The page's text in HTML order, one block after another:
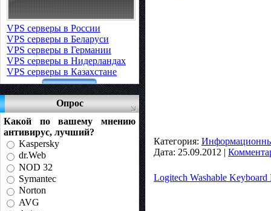
VPS серверы в России
VPS серверы в Беларуси
VPS серверы в Германии
VPS серверы в Нидерландах
VPS серверы в Казахстане
Опрос
Какой по вашему мнению
антивирус, лучший?
Kaspersky
dr.Web
NOD 32
Symantec
Norton
AVG
Категория:
Дата: 25.09.2012 |
Logitech Washable